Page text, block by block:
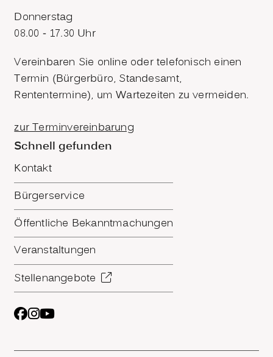
Donnerstag
08.00 - 17.30 Uhr
Vereinbaren Sie online oder telefonisch einen
Termin (Bürgerbüro, Standesamt,
Rententermine), um Wartezeiten zu vermeiden.
zur Terminvereinbarung
Schnell gefunden
Kontakt
Bürgerservice
Öffentliche Bekanntmachungen
Veranstaltungen
Stellenangebote